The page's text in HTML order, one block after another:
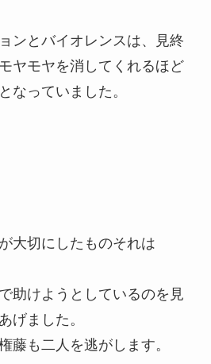
ンとバイオレンスは、見終
ヤモヤを消してくれるほど
なっていました。
大切にしたものそれは
助けようとしているのを見
げました。
藤も二人を逃がします。